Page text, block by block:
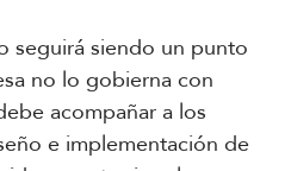
seguirá siendo un punto
no lo gobierna con
acompañar a los
e implementación de